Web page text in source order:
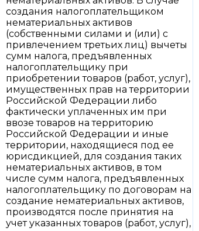
создания налогоплательщиком
нематериальных активов
(собственными силами и (или) с
привлечением третьих лиц) вычеты
сумм налога, предъявленных
налогоплательщику при
приобретении товаров (работ, услуг),
имущественных прав на территории
Российской Федерации либо
фактически уплаченных им при
ввозе товаров на территорию
Российской Федерации и иные
территории, находящиеся под ее
юрисдикцией, для создания таких
нематериальных активов, в том
числе сумм налога, предъявленных
налогоплательщику по договорам на
создание нематериальных активов,
производятся после принятия на
учет указанных товаров (работ, услуг),